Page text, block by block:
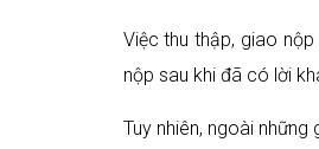
Việc thu thập, giao
nộp sau khi đã có lời
Tuy nhiên, ngoài